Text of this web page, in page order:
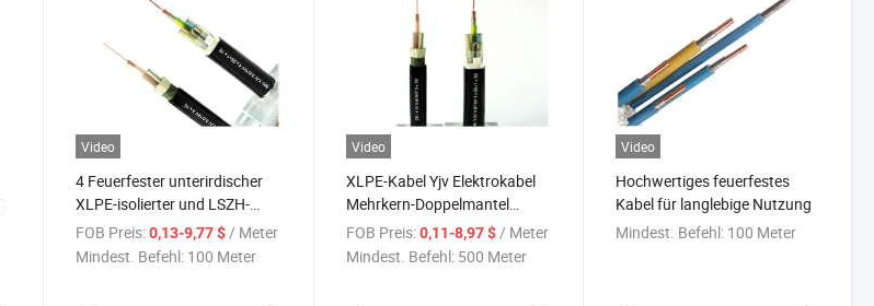
Video
4 Feuerfester unterirdischer
XLPE-isolierter und LSZH-
Jackenkabel 4c X 50mm2
FOB Preis: 0,13-9,77 $/ Meter
Mindest. Befehl: 100 Meter
Video
XLPE-Kabel Yjv Elektrokabel
Mehrkern-Doppelmantel
XLPE-Isolierung
flammwidriges Kabel Fabrik
FOB Preis: 0,11-8,97 $/ Meter
Mindest. Befehl: 500 Meter
Video
Hochwertiges feuerfestes
Kabel für langlebige Nutzung
Mindest. Befehl: 100 Meter